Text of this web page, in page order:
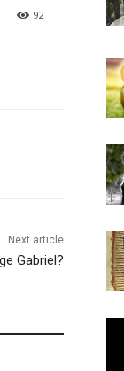
92
Next article
Gabriel?